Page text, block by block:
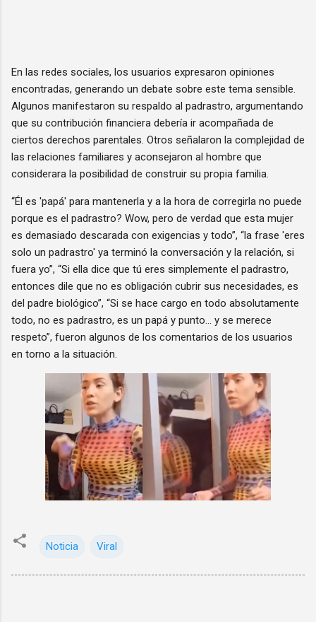
En las redes sociales, los usuarios expresaron opiniones
encontradas, generando un debate sobre este tema sensible.
Algunos manifestaron su respaldo al padrastro, argumentando
que su contribución financiera debería ir acompañada de
ciertos derechos parentales. Otros señalaron la complejidad de
las relaciones familiares y aconsejaron al hombre que
considerara la posibilidad de construir su propia familia.
“Él es 'papá' para mantenerla y a la hora de corregirla no puede
porque es el padrastro? Wow, pero de verdad que esta mujer
es demasiado descarada con exigencias y todo”, “la frase 'eres
solo un padrastro' ya terminó la conversación y la relación, si
fuera yo”, “Si ella dice que tú eres simplemente el padrastro,
entonces dile que no es obligación cubrir sus necesidades, es
del padre biológico”, “Si se hace cargo en todo absolutamente
todo, no es padrastro, es un papá y punto... y se merece
respeto”, fueron algunos de los comentarios de los usuarios
en torno a la situación.
Noticia Viral